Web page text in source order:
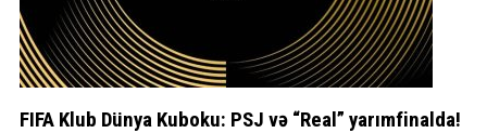
FIFA Klub Dünya Kuboku: PSJ və “Real” yarımfinalda!